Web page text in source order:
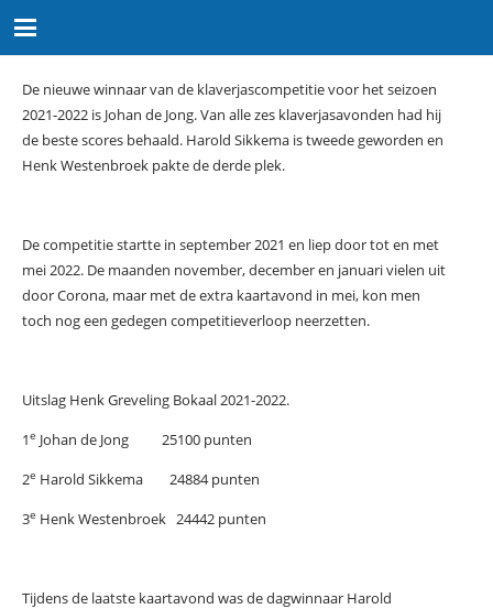
De nieuwe winnaar van de klaverjascompetitie voor het seizoen
2021-2022 is Johan de Jong. Van alle zes klaverjasavonden had hij
de beste scores behaald. Harold Sikkema is tweede geworden en
Henk Westenbroek pakte de derde plek.
De competitie startte in september 2021 en liep door tot en met
mei 2022. De maanden november, december en januari vielen uit
door Corona, maar met de extra kaartavond in mei, kon men
toch nog een gedegen competitieverloop neerzetten.
Uitslag Henk Greveling Bokaal 2021-2022.
1e Johan de Jong 25100 punten
2e Harold Sikkema 24884 punten
3e Henk Westenbroek 24442 punten
Tijdens de laatste kaartavond was de dagwinnaar Harold